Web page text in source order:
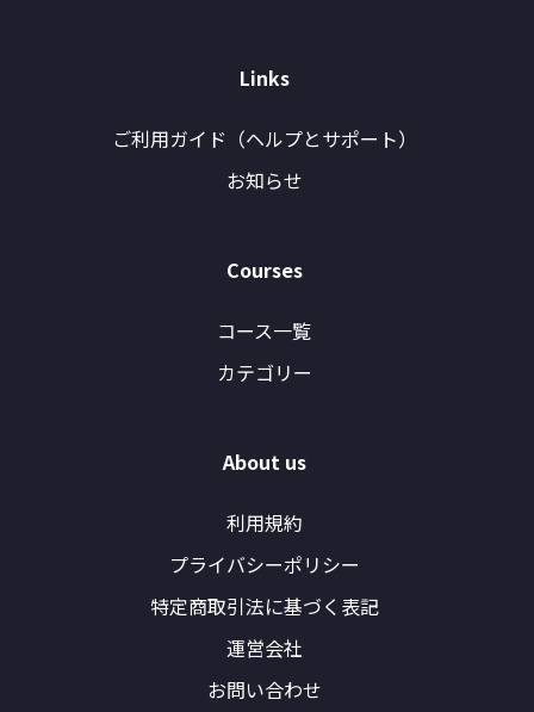
Links
ご利用ガイド（ヘルプとサポート）
お知らせ
Courses
コース一覧
カテゴリー
About us
利用規約
プライバシーポリシー
特定商取引法に基づく表記
運営会社
お問い合わせ